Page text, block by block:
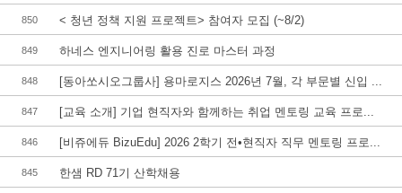
850 < 청년 정책 지원 프로젝트> 참여자 모집 (~8/2)
849 하네스 엔지니어링 활용 진로 마스터 과정
848 [동아쏘시오그룹사] 용마로지스 2026년 7월, 각 부문별 신입 ...
847 [교육 소개] 기업 현직자와 함께하는 취업 멘토링 교육 프로...
846 [비쥬에듀 BizuEdu] 2026 2학기 전•현직자 직무 멘토링 프로...
845 한샘 RD 71기 산학채용